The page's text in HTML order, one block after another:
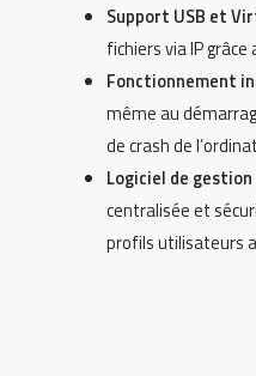
Support USB et
fichiers via IP
Fonctionnement
même au
de crash de
Logiciel de gestion
centralisée et
profils utilisateurs